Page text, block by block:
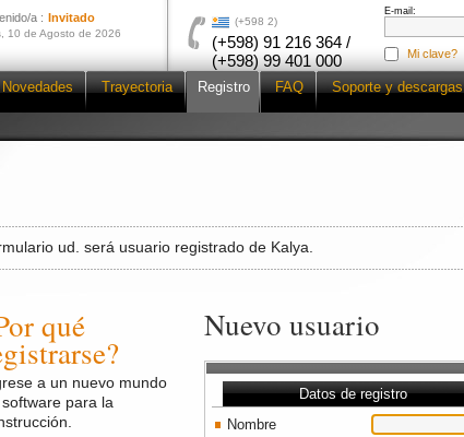
E-mail:
Mi clave?
10 de Agosto de 2026
(+598 2)
(+598) 91 216 364 /
(+598) 99 401 000
a : Invitado
Novedades Trayectoria Registro FAQ Soporte y descargas
ud. será usuario registrado de Kalya.
qué
a un nuevo mundo
para la
Nuevo usuario
Datos de registro
Nombre